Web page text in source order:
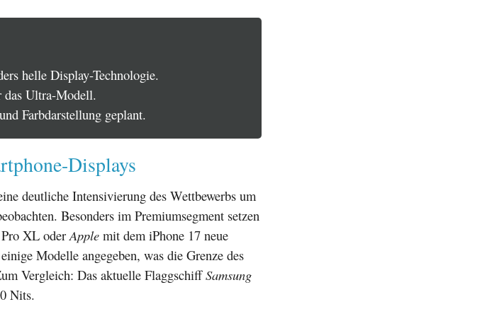
helle Display-Technologie.
das Ultra-Modell.
Farbdarstellung geplant.
Displays
deutliche Intensivierung des Wettbewerbs um
Besonders im Premiumsegment setzen
XL oderApple mit dem iPhone 17 neue
Modelle angegeben, was die Grenze des
Vergleich: Das aktuelle FlaggschiffSamsung
Nits.